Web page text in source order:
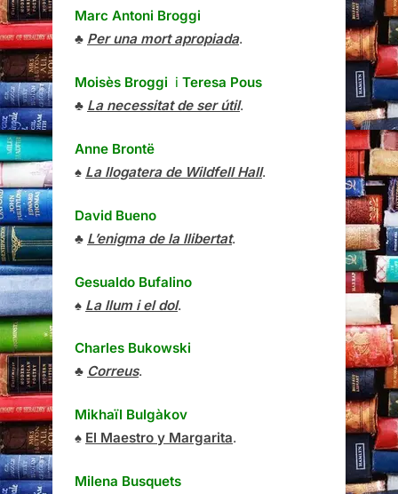
Marc Antoni Broggi
♣ Per una mort apropiada.
Moisès Broggi i Teresa Pous
♣ La necessitat de ser útil.
Anne Brontë
♠ La llogatera de Wildfell Hall.
David Bueno
♣ L’enigma de la llibertat.
Gesualdo Bufalino
♠ La llum i el dol.
Charles Bukowski
♣ Correus.
Mikhaïl Bulgàkov
♠ El Maestro y Margarita.
Milena Busquets